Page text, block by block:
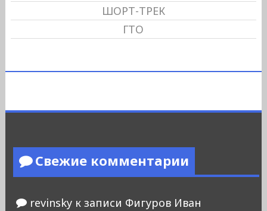
ШОРТ-ТРЕК
ГТО
Свежие комментарии
revinskyк записи Фигуров Иван